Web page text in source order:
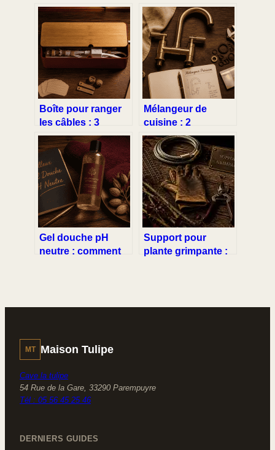
Boîte pour ranger
les câbles : 3
étapes simples
pour sécuriser vos
branchements et
épurer votre
espace
Mélangeur de
cuisine : 2
poignées, durabilité
et précision pour
une installation
maîtrisée
Gel douche pH
neutre : comment
Support pour
plante grimpante :
?
MT Maison Tulipe
Cave la tulipe
54 Rue de la Gare, 33290 Parempuyre
Tél : 05 56 45 25 46
DERNIERS GUIDES